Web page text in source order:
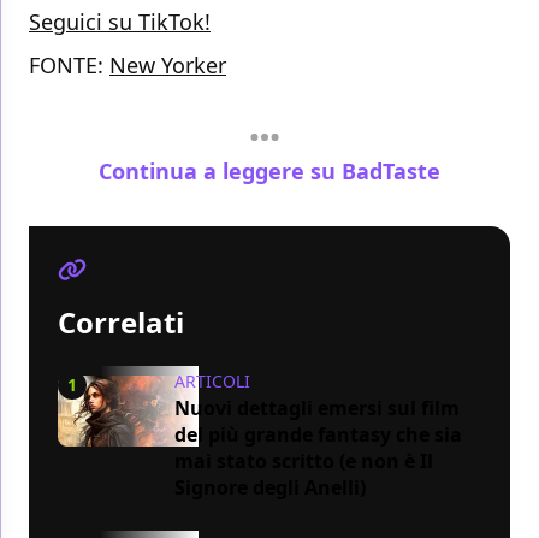
Seguici su TikTok!
FONTE: New Yorker
Continua a leggere su BadTaste
Correlati
1 ARTICOLI
Nuovi dettagli emersi sul film
del più grande fantasy che sia